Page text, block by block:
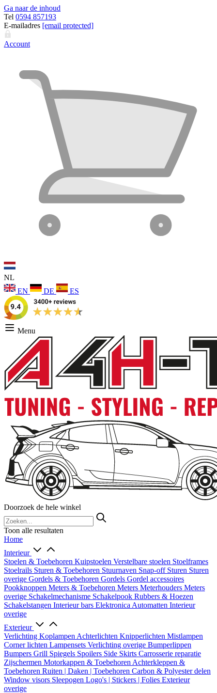
Ga naar de inhoud
Tel 0594 857193
E-mailadres [email protected]
Account
NL
EN
DE ES
Menu
Doorzoek de hele winkel
Toon alle resultaten
Home
Interieur
Stoelen & Toebehoren Kuipstoelen Verstelbare stoelen Stoelframes
Stoelrails Sturen & Toebehoren Stuurnaven Snap-off Sturen Sturen
overige Gordels & Toebehoren Gordels Gordel accessoires
Pookknoppen Meters & Toebehoren Meters Meterhouders Meters
overige Schakelmechanisme Schakelpook Rubbers & Hoezen
Schakelstangen Interieur bars Elektronica Automatten Interieur
overige
Exterieur
Verlichting Koplampen Achterlichten Knipperlichten Mistlampen
Corner lichten Lampensets Verlichting overige Bumperlippen
Bumpers Grill Spiegels Spoilers Side Skirts Carrosserie reparatie
Zijschermen Motorkappen & Toebehoren Achterkleppen &
Toebehoren Ruiten | Daken | Toebehoren Carbon & Polyester delen
Window visors Sleepogen Logo's | Stickers | Folies Exterieur
overige